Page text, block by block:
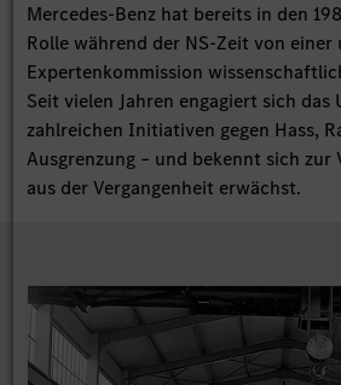
Mercedes-Benz hat bereits in den
Rolle während der NS-Zeit von einer
Expertenkommission
Seit vielen Jahren engagiert sich das
zahlreichen Initiativen gegen Hass,
Ausgrenzung – und bekennt sich
aus der Vergangenheit erwächst.